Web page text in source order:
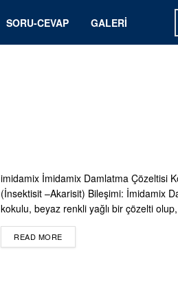
SORU-CEVAP GALERI
imidamix İmidamix Damlatma Çözeltisi
(İnsektisit –Akarisit) Bileşimi: İmidamix
kokulu, beyaz renkli yağlı bir çözelti
READ MOREDETAILS